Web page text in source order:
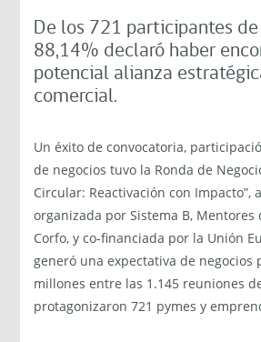
De los 721 participantes de
88,14% declaró haber
potencial alianza
comercial.
Un éxito de convocatoria,
de negocios tuvo la Ronda de
Circular: Reactivación con Impacto”,
organizada por Sistema B, Mentores
Corfo, y co-financiada por la Unión
generó una expectativa de negocios
millones entre las 1.145 reuniones
protagonizaron 721 pymes y